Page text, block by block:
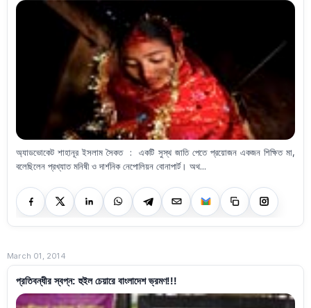
অ্যাডভোকেট শাহানূর ইসলাম সৈকত : একটি সুস্থ জাতি পেতে প্রয়োজন একজন শিক্ষিত মা,
বলেছিলেন প্রখ্যাত মনিষী ও দার্শনিক নেপোলিয়ন বোনাপার্ট। অথ...
March 01, 2014
প্রতিবন্ধীর স্বপ্ন: হুইল চেয়ারে বাংলাদেশ ভ্রমণ!!!